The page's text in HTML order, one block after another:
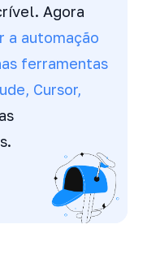
Agora
a automação
ferramentas
Cursor,